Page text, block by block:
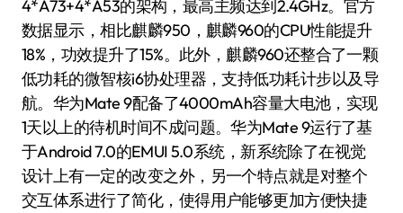
4*A73+4*A53的架构，最高主频达到2.4GHz。官方
数据显示，相比麒麟950，麒麟960的CPU性能提升
18%，功效提升了15%。此外，麒麟960还整合了一颗
低功耗的微智核i6协处理器，支持低功耗计步以及导
航。华为Mate 9配备了4000mAh容量大电池，实现
1天以上的待机时间不成问题。华为Mate 9运行了基
于Android 7.0的EMUI 5.0系统，新系统除了在视觉
设计上有一定的改变之外，另一个特点就是对整个
交互体系进行了简化，使得用户能够更加方便快捷